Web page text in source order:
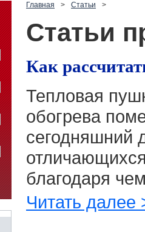
Главная > Статьи >
Статьи
Как
Тепловая
обогрева
сегодняшний
благодаря
Читать далее